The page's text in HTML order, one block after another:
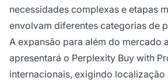
necessidades complexas e etapas
envolvam diferentes categorias de
A expansão para além do mercado
apresentará o Perplexity Buy with
internacionais, exigindo localização